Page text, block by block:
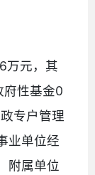
万元，其
性基金0
专户管理
业单位经
附属单位